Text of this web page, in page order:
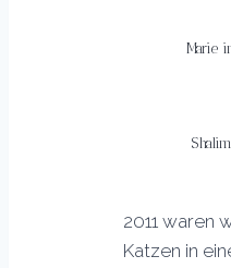
Marie
2011 waren
Katzen in